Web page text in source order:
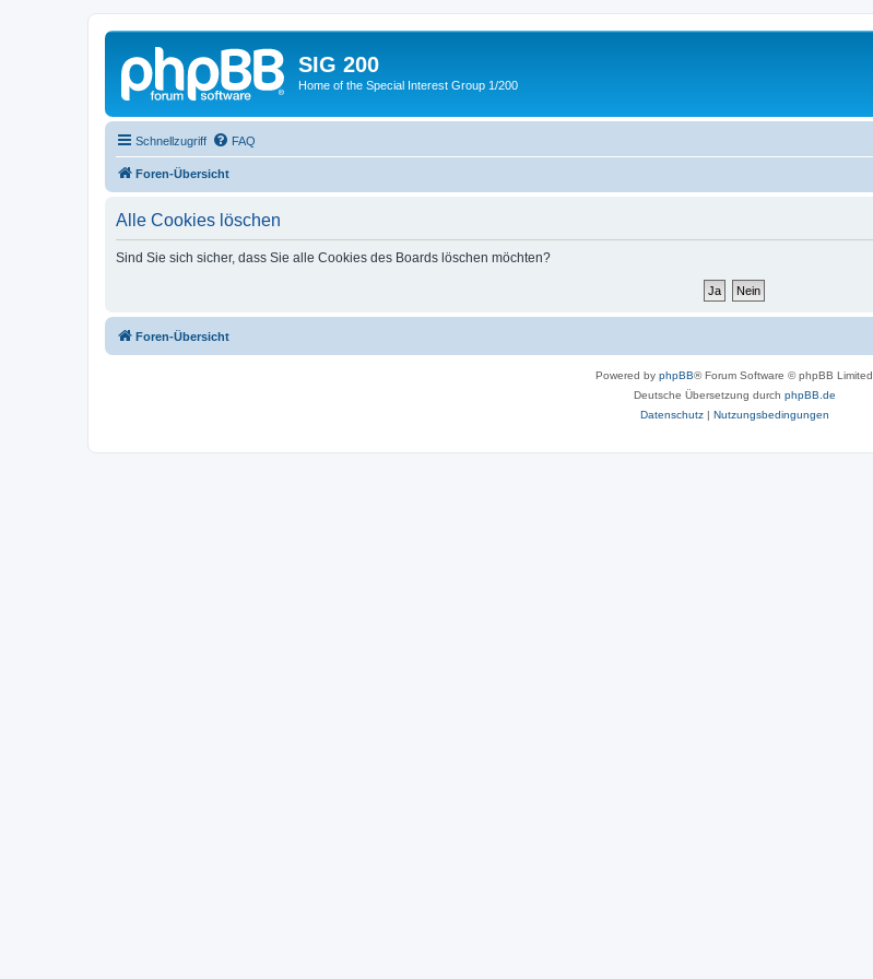
SIG 200
Home of the Special Interest Group 1/200
Schnellzugriff FAQ
Foren-Übersicht
Alle Cookies löschen
Sind Sie sich sicher, dass Sie alle Cookies des Boards löschen möchten?
Foren-Übersicht
Powered by phpBB® Forum Software © phpBB Limited
Deutsche Übersetzung durch phpBB.de
Datenschutz| Nutzungsbedingungen